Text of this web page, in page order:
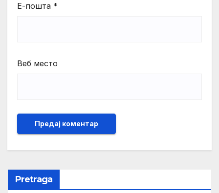
Е-пошта *
Веб место
Pretraga